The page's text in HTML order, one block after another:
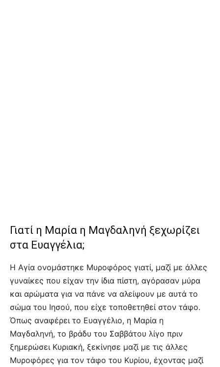
Γιατί η Μαρία η Μαγδαληνή ξεχωρίζει
στα Ευαγγέλια;
Η Αγία ονομάστηκε Μυροφόρος γιατί, μαζί με άλλες
γυναίκες που είχαν την ίδια πίστη, αγόρασαν μύρα
και αρώματα για να πάνε να αλείψουν με αυτά το
σώμα του Ιησού, που είχε τοποθετηθεί στον τάφο.
Όπως αναφέρει το Ευαγγέλιο, η Μαρία η
Μαγδαληνή, το βράδυ του Σαββάτου λίγο πριν
ξημερώσει Κυριακή, ξεκίνησε μαζί με τις άλλες
Μυροφόρες για τον τάφο του Κυρίου, έχοντας μαζί